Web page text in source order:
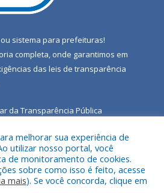
ou sistema para prefeituras!
completa, onde garantimos em
das leis de transparência
da Transparência Pública
a Câmara Municipal de Porto de
Moz.
melhorar sua experiência de
utilizar nosso portal, você
de monitoramento de cookies.
sobre como isso é feito, acesse
mais). Se você concorda, clique em